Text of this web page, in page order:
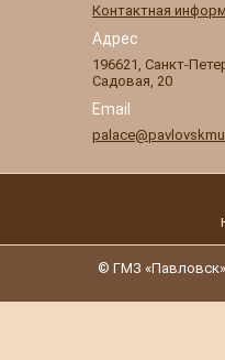
Контактная
Адрес
196621 Санкт-
Садовая, 20
Email
© ГМЗ «Павловск»